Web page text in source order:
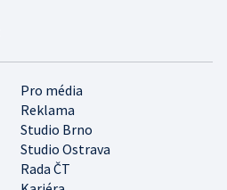
Pro média
Reklama
Studio Brno
Studio Ostrava
Rada ČT